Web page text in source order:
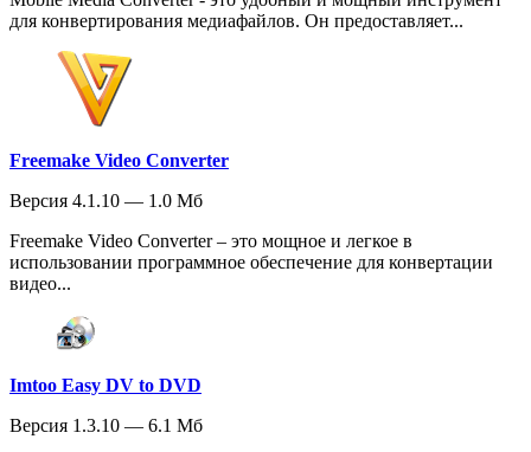
для конвертирования медиафайлов. Он предоставляет...
Freemake Video Converter
Версия 4.1.10 — 1.0 Мб
Freemake Video Converter – это мощное и легкое в
использовании программное обеспечение для конвертации
видео...
Imtoo Easy DV to DVD
Версия 1.3.10 — 6.1 Мб